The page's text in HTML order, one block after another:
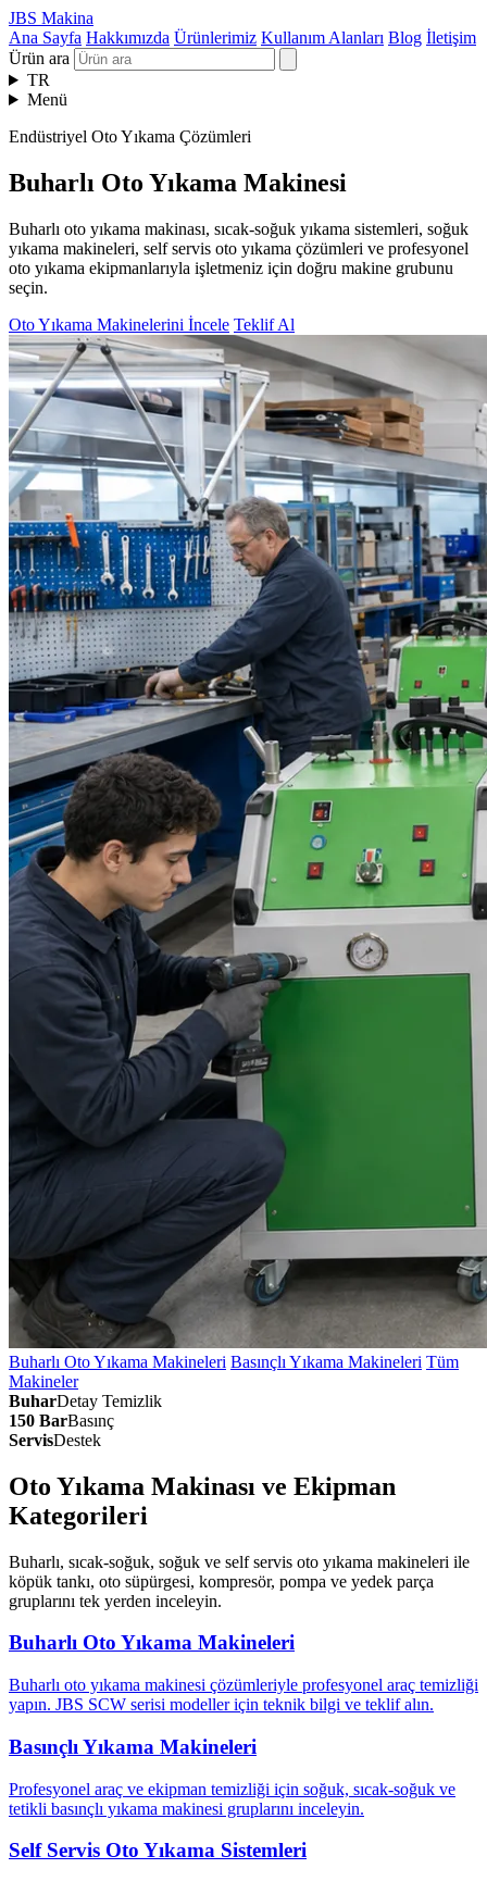
JBS Makina
Ana Sayfa Hakkımızda Ürünlerimiz Kullanım Alanları Blog İletişim
Ürün ara
TR
Menü
Endüstriyel Oto Yıkama Çözümleri
Buharlı Oto Yıkama Makinesi
Buharlı oto yıkama makinası, sıcak-soğuk yıkama sistemleri, soğuk
yıkama makineleri, self servis oto yıkama çözümleri ve profesyonel
oto yıkama ekipmanlarıyla işletmeniz için doğru makine grubunu
seçin.
Oto Yıkama Makinelerini İncele Teklif Al
Buharlı Oto Yıkama Makineleri Basınçlı Yıkama Makineleri Tüm
Makineler
BuharDetay Temizlik
150 BarBasınç
ServisDestek
Oto Yıkama Makinası ve Ekipman
Kategorileri
Buharlı, sıcak-soğuk, soğuk ve self servis oto yıkama makineleri ile
köpük tankı, oto süpürgesi, kompresör, pompa ve yedek parça
gruplarını tek yerden inceleyin.
Buharlı Oto Yıkama Makineleri
Buharlı oto yıkama makinesi çözümleriyle profesyonel araç temizliği
yapın. JBS SCW serisi modeller için teknik bilgi ve teklif alın.
Basınçlı Yıkama Makineleri
Profesyonel araç ve ekipman temizliği için soğuk, sıcak-soğuk ve
tetikli basınçlı yıkama makinesi gruplarını inceleyin.
Self Servis Oto Yıkama Sistemleri